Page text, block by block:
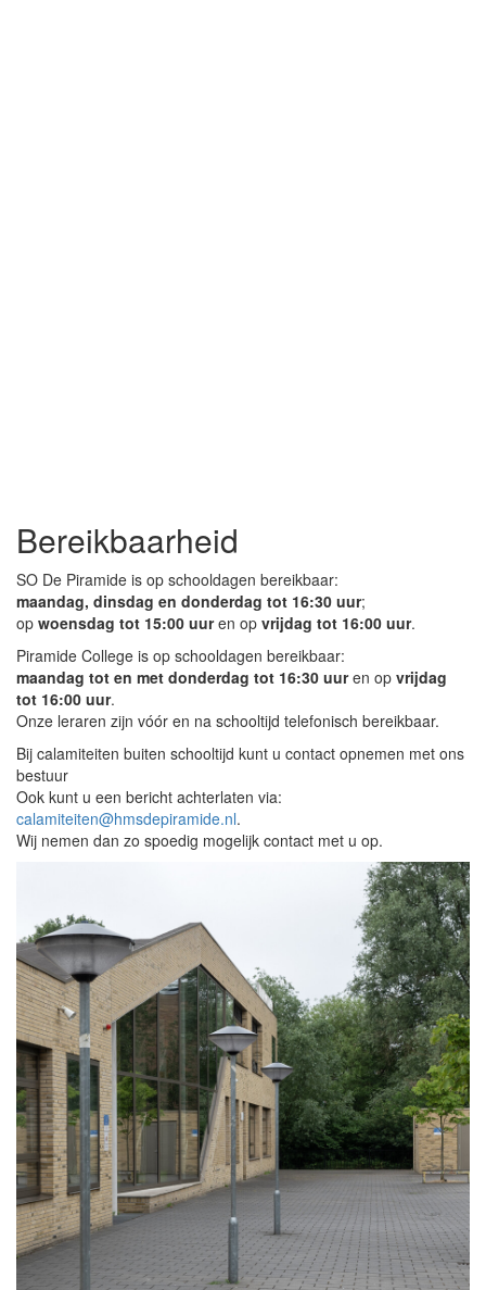
Bereikbaarheid
SO De Piramide is op schooldagen bereikbaar:
maandag, dinsdag en donderdag tot 16:30 uur;
op woensdag tot 15:00 uuren op vrijdag tot 16:00 uur.
Piramide College is op schooldagen bereikbaar:
maandag tot en met donderdag tot 16:30 uuren op vrijdag
tot 16:00 uur.
Onze leraren zijn vóór en na schooltijd telefonisch bereikbaar.
Bij calamiteiten buiten schooltijd kunt u contact opnemen met ons
bestuur
Ook kunt u een bericht achterlaten via:
calamiteiten@hmsdepiramide.nl.
Wij nemen dan zo spoedig mogelijk contact met u op.